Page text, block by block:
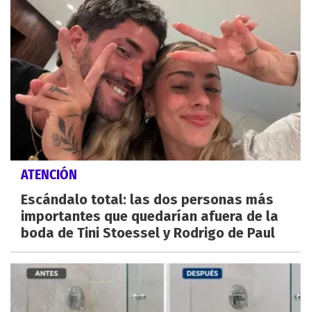
ATENCIÓN
Escándalo total: las dos personas más
importantes que quedarían afuera de la
boda de Tini Stoessel y Rodrigo de Paul